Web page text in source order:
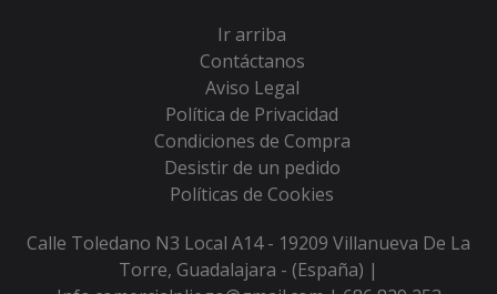
Ir arriba
Contáctanos
Aviso Legal
Política de Privacidad
Condiciones de Compra
Desistir de un pedido
Políticas de Cookies
Calle Toledano N3 Local A14 - 19209 Villanueva De La
Torre, Guadalajara - (España) |